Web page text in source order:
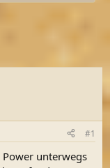
#1
Power unterwegs